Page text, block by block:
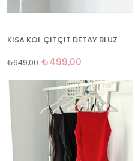
KISA KOL ÇITÇIT DETAY BLUZ
₺499,00
₺649,00